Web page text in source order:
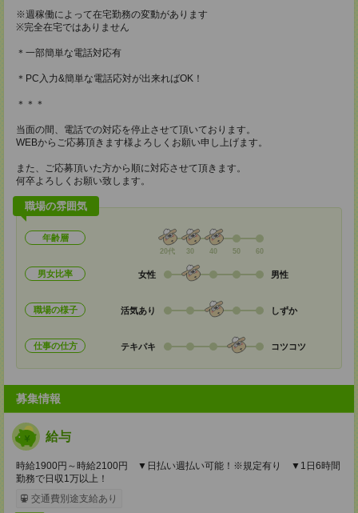
※週稼働によって在宅勤務の変動があります
※完全在宅ではありません
＊一部簡単な電話対応有
＊PC入力&簡単な電話応対が出来ればOK！
＊＊＊
当面の間、電話での対応を停止させて頂いております。
WEBからご応募頂きます様よろしくお願い申し上げます。
また、ご応募頂いた方から順に対応させて頂きます。
何卒よろしくお願い致します。
職場の雰囲気
年齢層
20代 30 40 50 60
男女比率 女性 男性
職場の様子 活気あり しずか
仕事の仕方 テキパキ コツコツ
募集情報
給与
時給1900円～時給2100円 ▼日払い週払い可能！※規定有り ▼1日6時間
勤務で日収1万以上！
交通費別途支給あり